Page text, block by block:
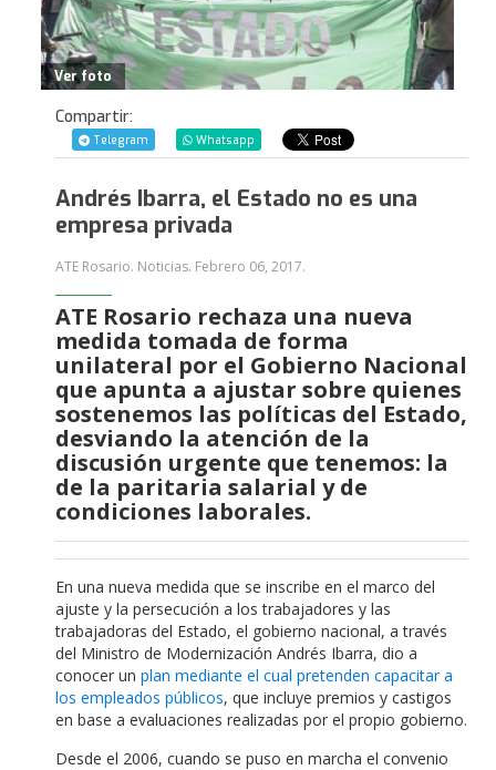
Ver foto
Compartir:
Telegram Whatsapp
Andrés Ibarra, el Estado no es una
empresa privada
ATE Rosario. Noticias. Febrero 06, 2017.
ATE Rosario rechaza una nueva
medida tomada de forma
unilateral por el Gobierno Nacional
que apunta a ajustar sobre quienes
sostenemos las políticas del Estado,
desviando la atención de la
discusión urgente que tenemos: la
de la paritaria salarial y de
condiciones laborales.
En una nueva medida que se inscribe en el marco del
ajuste y la persecución a los trabajadores y las
trabajadoras del Estado, el gobierno nacional, a través
del Ministro de Modernización Andrés Ibarra, dio a
conocer un plan mediante el cual pretenden capacitar a
los empleados públicos, que incluye premios y castigos
en base a evaluaciones realizadas por el propio gobierno.
Desde el 2006, cuando se puso en marcha el convenio